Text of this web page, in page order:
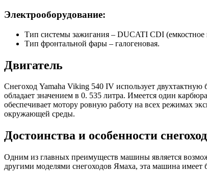
Электрооборудование:
Тип системы зажигания – DUCATI CDI (емкостное
Тип фронтальной фары – галогеновая.
Двигатель
Снегоход Yamaha Viking 540 IV использует
обладает значением в 0. 535 литра. Имеется один
обеспечивает мотору ровную работу на всех режимах
окружающей среды.
Достоинства и особенности
Одним из главных преимуществ машины является
другими моделями снегоходов Ямаха, эта машина имеет